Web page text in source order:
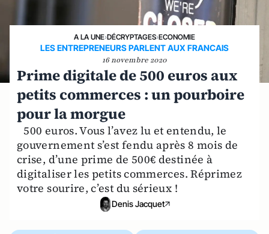
A LA UNE›DÉCRYPTAGES›ECONOMIE
LES ENTREPRENEURS PARLENT AUX FRANCAIS
16 novembre 2020
Prime digitale de 500 euros aux
petits commerces : un pourboire
pour la morgue
500 euros. Vous l’avez lu et entendu, le
gouvernement s’est fendu après 8 mois de
crise, d’une prime de 500€ destinée à
digitaliser les petits commerces. Réprimez
votre sourire, c’est du sérieux !
Denis Jacquet